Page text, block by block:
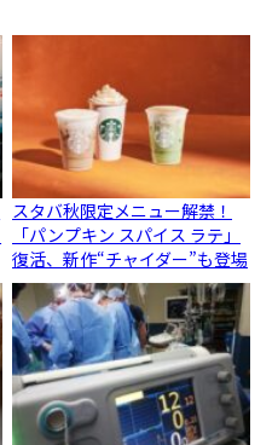
スタバ秋限定メニュー解禁！
「パンプキン スパイス ラテ」
復活、新作“チャイダー”も登場